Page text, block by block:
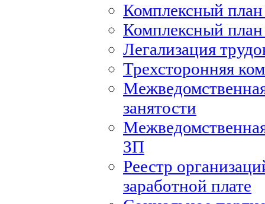
Комплексный
Комплексный
Легализация
Трехсторонняя
занятости
ЗП
Реестр
заработной плате